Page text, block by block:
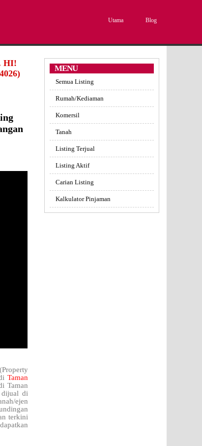
Utama Blog
HI!
Taman
Taman
dijual di
ejen
terkini
MENU
Semua Listing
Rumah/Kediaman
Komersil
Tanah
Listing Terjual
Listing Aktif
Carian Listing
Kalkulator Pinjaman